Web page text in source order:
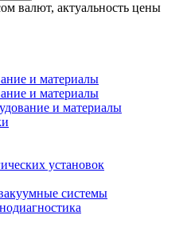
валют, актуальность цены
и материалы
и материалы
и материалы
установок
системы